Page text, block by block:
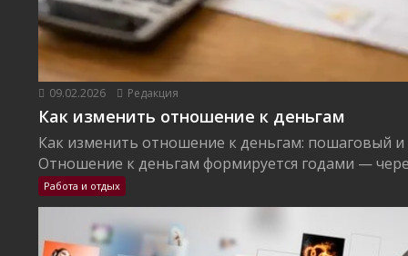
09.02.2026 Редакция
Как изменить отношение к деньгам
Как изменить отношение к деньгам: пошаговый
Отношение к деньгам формируется годами —
Работа и отдых